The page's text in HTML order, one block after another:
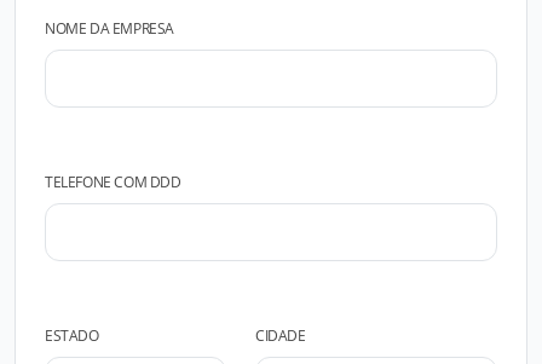
NOME DA EMPRESA
TELEFONE COM DDD
ESTADO CIDADE